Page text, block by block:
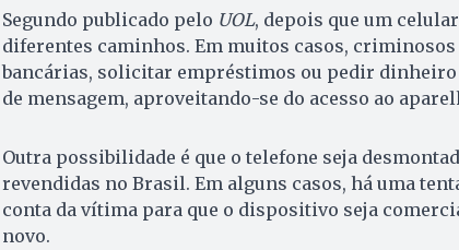
Segundo publicado pelo UOL, depois que um
diferentes caminhos. Em muitos casos,
bancárias, solicitar empréstimos ou pedir
de mensagem, aproveitando-se do acesso ao
Outra possibilidade é que o telefone seja
revendidas no Brasil. Em alguns casos, há uma
conta da vítima para que o dispositivo seja
novo.